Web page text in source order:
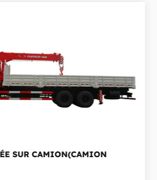
SUR CAMION(CAMION